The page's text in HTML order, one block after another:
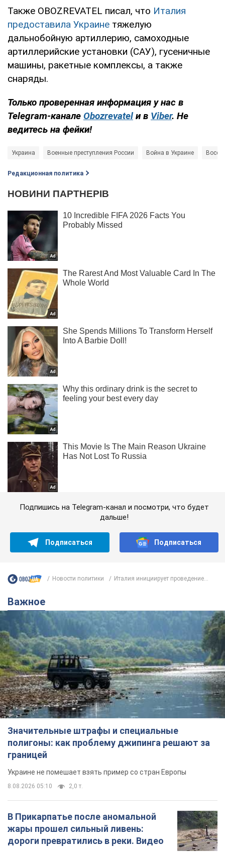
Также OBOZREVATEL писал, что Италия
предоставила Украине тяжелую
дальнобойную артиллерию, самоходные
артиллерийские установки (САУ), гусеничные
машины, ракетные комплексы, а также
снаряды.
Только проверенная информация у нас в
Telegram-канале Obozrevatel и в Viber. Не
ведитесь на фейки!
Украина Военные преступления России Война в Украине
Редакционная политика
Подпишись на Telegram-канал и посмотри, что будет
дальше!
Подписаться Подписаться
Новости политики Италия инициирует проведение...
Важное
Значительные штрафы и специальные
полигоны: как проблему джипинга решают за
границей
Украине не помешает взять пример со стран Европы
8.08.2026 05:10 2,0 т.
В Прикарпатье после аномальной
жары прошел сильный ливень:
дороги превратились в реки. Видео